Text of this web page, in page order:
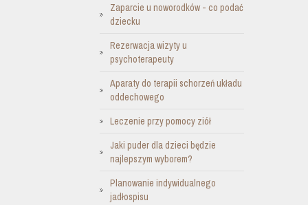
Zaparcie u noworodków - co podać
dziecku
Rezerwacja wizyty u
psychoterapeuty
Aparaty do terapii schorzeń układu
oddechowego
Leczenie przy pomocy ziół
Jaki puder dla dzieci będzie
najlepszym wyborem?
Planowanie indywidualnego
jadłospisu